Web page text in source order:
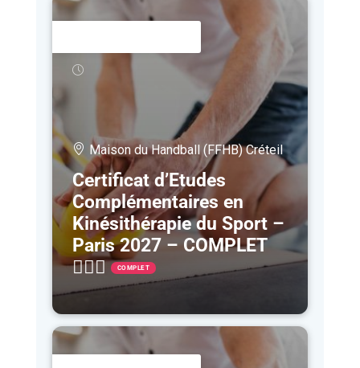
Maison du Handball (FFHB) Créteil
Certificat d’Etudes
Complémentaires en
Kinésithérapie du Sport –
Paris 2027 – COMPLET
🤷🏻‍♀️
COMPLET